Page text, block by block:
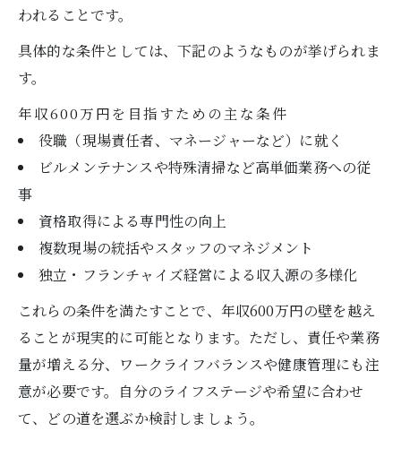
われることです。
具体的な条件としては、下記のようなものが挙げられま
す。
年収600万円を目指すための主な条件
役職（現場責任者、マネージャーなど）に就く
ビルメンテナンスや特殊清掃など高単価業務への従
事
資格取得による専門性の向上
複数現場の統括やスタッフのマネジメント
独立・フランチャイズ経営による収入源の多様化
これらの条件を満たすことで、年収600万円の壁を越え
ることが現実的に可能となります。ただし、責任や業務
量が増える分、ワークライフバランスや健康管理にも注
意が必要です。自分のライフステージや希望に合わせ
て、どの道を選ぶか検討しましょう。